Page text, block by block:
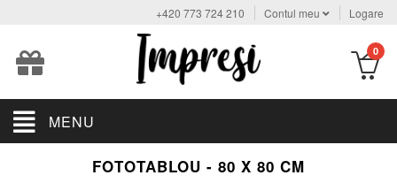
+420 773 724 210 Contul meu Logare
0
MENU
FOTOTABLOU - 80 X 80 CM